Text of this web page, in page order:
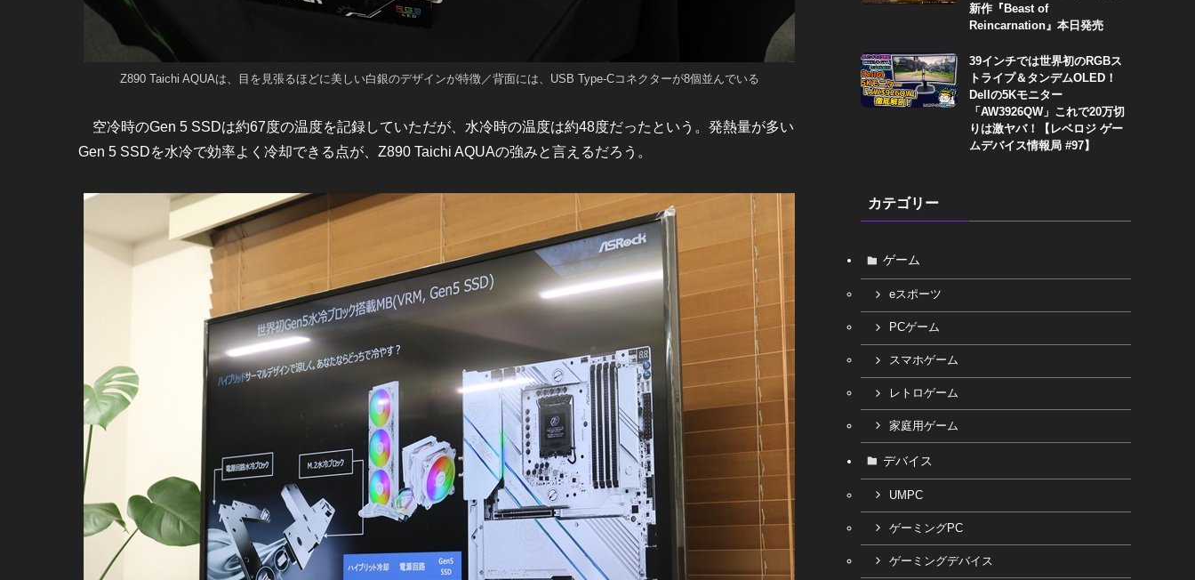
Z890 Taichi AQUAは、目を見張るほどに美しい白銀のデザインが特徴／背面には、USB Type-Cコネクターが8個並んでいる
空冷時のGen 5 SSDは約67度の温度を記録していただが、水冷時の温度は約48度だったという。発熱量が多い
Gen 5 SSDを水冷で効率よく冷却できる点が、Z890 Taichi AQUAの強みと言えるだろう。
新作『Beast of
Reincarnation』本日発売
39インチでは世界初のRGBス
トライプ＆タンデムOLED！
Dellの5Kモニター
「AW3926QW」これで20万切
りは激ヤバ！【レベロジ ゲー
ムデバイス情報局 #97】
カテゴリー
ゲーム
eスポーツ
PCゲーム
スマホゲーム
レトロゲーム
家庭用ゲーム
デバイス
UMPC
ゲーミングPC
ゲーミングデバイス